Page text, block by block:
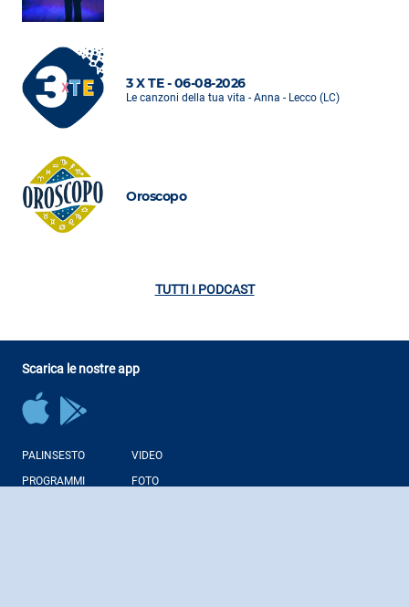
3 X TE - 06-08-2026
Le canzoni della tua vita - Anna - Lecco (LC)
Oroscopo
TUTTI I PODCAST
Scarica le nostre app
PALINSESTO
PROGRAMMI
VIDEO
FOTO